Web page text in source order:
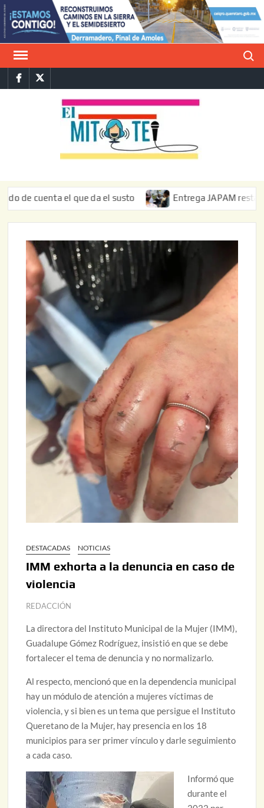
Saltar
al
contenido
FacebookTwitter
el que da el susto Entrega JAPAM restauración
DESTACADAS NOTICIAS
IMM exhorta a la denuncia en caso de
violencia
REDACCIÓN
La directora del Instituto Municipal de la Mujer (IMM),
Guadalupe Gómez Rodríguez, insistió en que se debe
fortalecer el tema de denuncia y no normalizarlo.
Al respecto, mencionó que en la dependencia municipal
hay un módulo de atención a mujeres víctimas de
violencia, y si bien es un tema que persigue el Instituto
Queretano de la Mujer, hay presencia en los 18
municipios para ser primer vínculo y darle seguimiento
a cada caso.
Informó que
durante el